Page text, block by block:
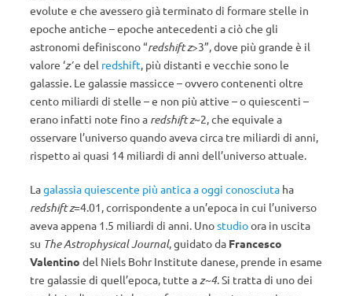
evolute e che avessero già terminato di formare stelle in
epoche antiche – epoche antecedenti a ciò che gli
astronomi definiscono “redshift z>3”, dove più grande è il
valore ‘z’e del redshift, più distanti e vecchie sono le
galassie. Le galassie massicce – ovvero contenenti oltre
cento miliardi di stelle – e non più attive – o quiescenti –
erano infatti note fino a redshift z~2, che equivale a
osservare l’universo quando aveva circa tre miliardi di anni,
rispetto ai quasi 14 miliardi di anni dell’universo attuale.
Lagalassia quiescente più antica a oggi conosciuta ha
redshift z=4.01, corrispondente a un’epoca in cui l’universo
aveva appena 1.5 miliardi di anni. Unostudioora in uscita
su The Astrophysical Journal, guidato da Francesco
Valentino del Niels Bohr Institute danese, prende in esame
tre galassie di quell’epoca, tutte az~4. Si tratta di uno dei